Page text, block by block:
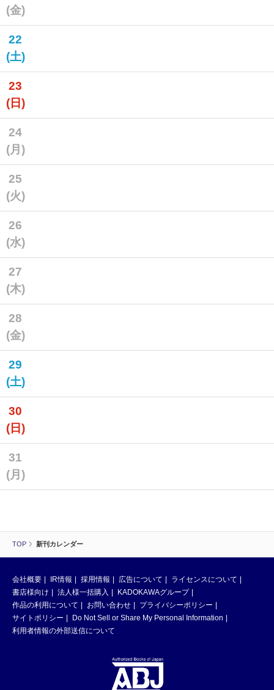
TOP 新刊カレンダー
(金)
22
(土)
23
(日)
24
(月)
25
(火)
26
(水)
27
(木)
28
(金)
29
(土)
30
(日)
31
(月)
会社概要 IR情報 採用情報 広告について
ライセンスについて
書店様向け
法人様一括購入
KADOKAWAグループ
作品の利用について
お問い合わせ
プライバシーポリシー
サイトポリシー
Do Not Sell or Share My Personal Information
利用者情報の外部送信について